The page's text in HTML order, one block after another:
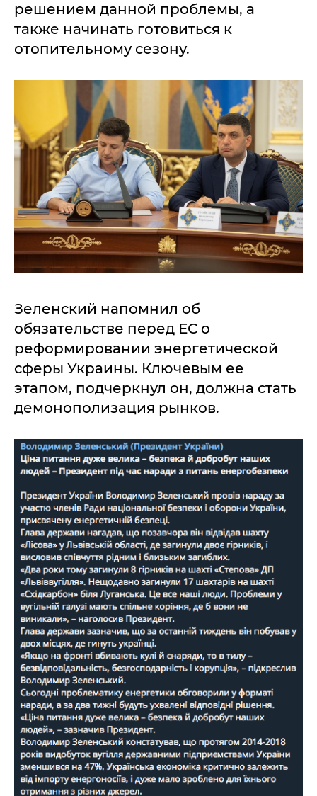
решением данной проблемы, а
также начинать готовиться к
отопительному сезону.
Зеленский напомнил об
обязательстве перед ЕС о
реформировании энергетической
сферы Украины. Ключевым ее
этапом, подчеркнул он, должна стать
демонополизация рынков.